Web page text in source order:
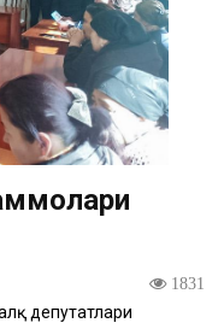
1831
депутатлари